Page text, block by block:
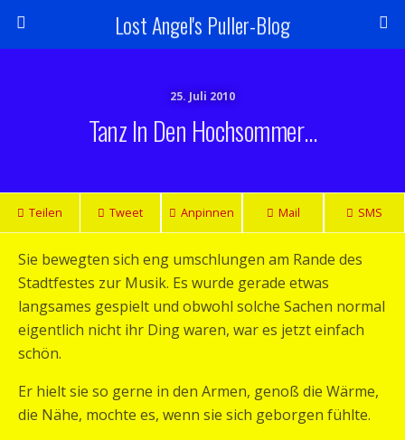
Lost Angel's Puller-Blog
25. Juli 2010
Tanz In Den Hochsommer…
Teilen Tweet Anpinnen Mail SMS
Sie bewegten sich eng umschlungen am Rande des
Stadtfestes zur Musik. Es wurde gerade etwas
langsames gespielt und obwohl solche Sachen normal
eigentlich nicht ihr Ding waren, war es jetzt einfach
schön.
Er hielt sie so gerne in den Armen, genoß die Wärme,
die Nähe, mochte es, wenn sie sich geborgen fühlte.